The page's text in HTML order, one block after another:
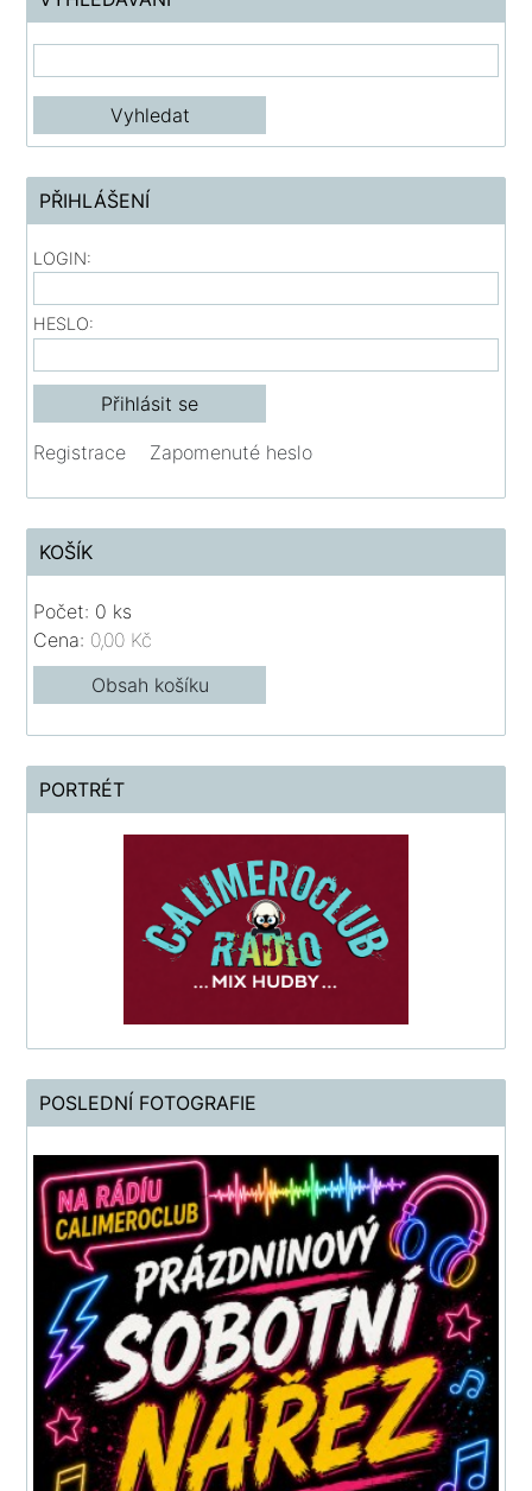
PŘIHLÁŠENÍ
LOGIN:
HESLO:
Registrace Zapomenuté heslo
KOŠÍK
Počet: 0 ks
Cena: 0,00 Kč
Obsah košíku
PORTRÉT
POSLEDNÍ FOTOGRAFIE